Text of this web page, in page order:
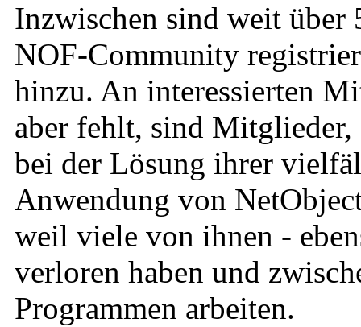
Inzwischen sind weit über
NOF-Community
hinzu. An interessierten
aber fehlt, sind Mitglieder,
bei der Lösung ihrer
Anwendung von
weil viele von ihnen -
verloren haben und
Programmen arbeiten.